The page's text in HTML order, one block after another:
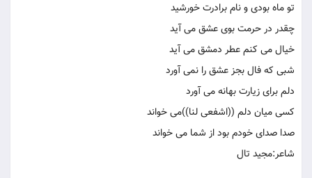
تو ماه بودی و نام برادرت خورشید
چقدر در حرمت بوی عشق می آید
خیال می کنم عطر دمشق می آید
شبی که فال بجز عشق را نمی آورد
دلم برای زیارت بهانه می آورد
کسی میان دلم ((اشفعی لنا))می خواند
صدا صدای خودم بود از شما می خواند
شاعر:مجید تال